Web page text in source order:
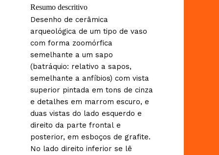
Resumo descritivo
Desenho de cerâmica
arqueológica de um tipo de vaso
com forma zoomórfica
semelhante a um sapo
(batráquio: relativo a sapos,
semelhante a anfíbios) com vista
superior pintada em tons de cinza
e detalhes em marrom escuro, e
duas vistas do lado esquerdo e
direito da parte frontal e
posterior, em esboços de grafite.
No lado direito inferior se lê